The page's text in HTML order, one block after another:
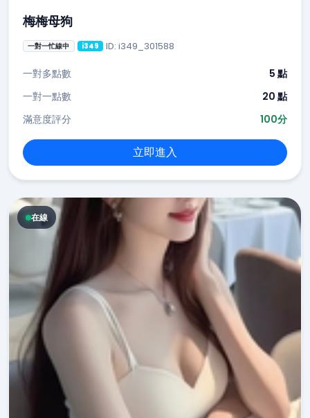
梅梅母狗
一對一忙線中 i349 ID: i349_301588
一對多點數
5 點
一對一點數
20 點
滿意度評分
100分
立即進入
在線